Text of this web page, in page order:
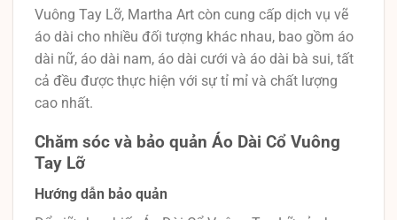
Vuông Tay Lỡ, Martha Art còn cung cấp dịch vụ vẽ
áo dài cho nhiều đối tượng khác nhau, bao gồm áo
dài nữ, áo dài nam, áo dài cưới và áo dài bà sui, tất
cả đều được thực hiện với sự tỉ mỉ và chất lượng
cao nhất.
Chăm sóc và bảo quản Áo Dài Cổ Vuông
Tay Lỡ
Hướng dẫn bảo quản